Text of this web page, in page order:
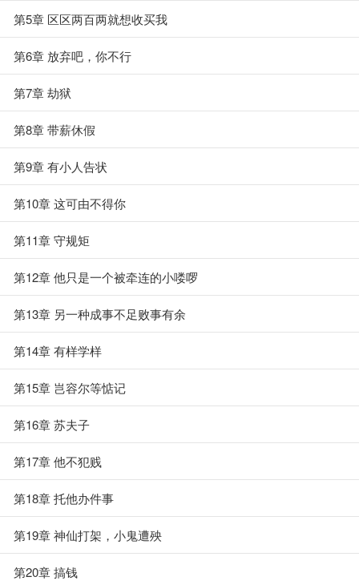
第5章 区区两百两就想收买我
第6章 放弃吧，你不行
第7章 劫狱
第8章 带薪休假
第9章 有小人告状
第10章 这可由不得你
第11章 守规矩
第12章 他只是一个被牵连的小喽啰
第13章 另一种成事不足败事有余
第14章 有样学样
第15章 岂容尔等惦记
第16章 苏夫子
第17章 他不犯贱
第18章 托他办件事
第19章 神仙打架，小鬼遭殃
第20章 搞钱